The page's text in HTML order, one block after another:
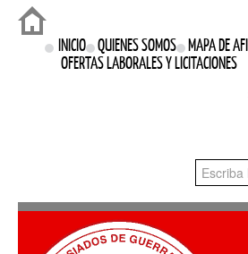
Login
INICIO QUIENES SOMOS MAPA DE
OFERTAS LABORALES Y LICITACIONES
Proyectos